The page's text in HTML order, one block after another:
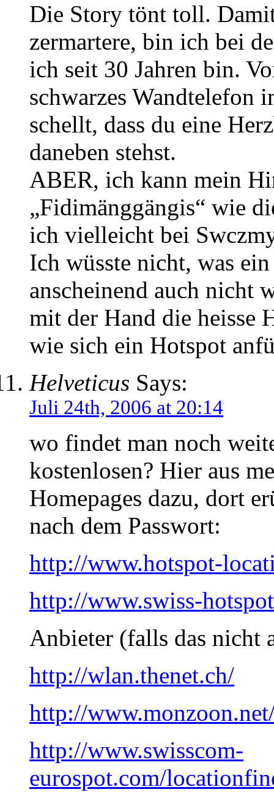
Die Story tönt toll.
zermartere, bin ich bei
ich seit 30 Jahren bin.
schwarzes Wandtelefon
schellt, dass du eine
daneben stehst.
ABER, ich kann mein
„Fidimänggängis“ wie
ich vielleicht bei
Ich wüsste nicht, was
anscheinend auch nicht
mit der Hand die heisse
wie sich ein Hotspot
Helveticus Says:
Juli 24th, 2006 at 20:14
wo findet man noch
kostenlosen? Hier aus
Homepages dazu, dort
nach dem Passwort:
http://www.hotspot-
http://www.swiss-
Anbieter (falls das nicht
http://wlan.thenet.ch/
http://
http://www.swisscom-
eurospot.com/